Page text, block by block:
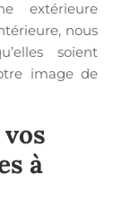
extérieure
nous
soient
image de
à